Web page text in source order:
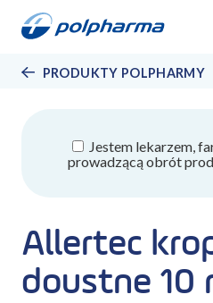
PRODUKTY POLPHARMY
Jestem lekarzem,
prowadzącą obrót
Allertec
doustne 10